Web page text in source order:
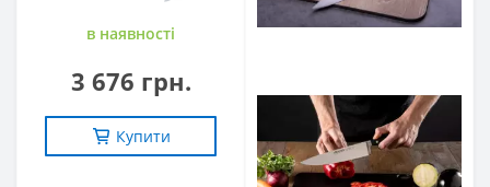
в наявностi
3 676 грн.
Купити